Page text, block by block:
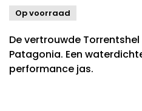
Op voorraad
De vertrouwde
Patagonia. Een
performance jas.